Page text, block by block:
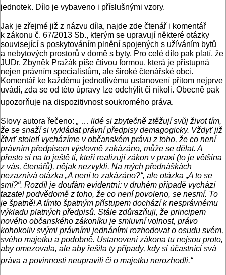
jednotek. Dílo je vybaveno i příslušnými vzory.
Jak je zřejmé již z názvu díla, najde zde čtenář i komentář
k zákonu č. 67/2013 Sb., kterým se upravují některé otázky
související s poskytováním plnění spojených s užíváním bytů
a nebytových prostorů v domě s byty. Pro celé dílo pak platí, že
JUDr. Zbyněk Pražák píše čtivou formou, která je přístupná
nejen právním specialistům, ale široké čtenářské obci.
Komentář ke každému jednotlivému ustanovení přitom nejprve
uvádí, zda se od této úpravy lze odchýlit či nikoli. Obecně pak
upozorňuje na dispozitivnost soukromého práva.
Slovy autora řečeno: „ … lidé si zbytečně ztěžují svůj život tím,
že se snaží si vykládat právní předpisy demagogicky. Vždyť již
čtvrť století vycházíme v občanském právu z toho, že co není
právním předpisem výslovně zakázáno, může se dělat. A
přesto si na to ještě ti, kteří realizují zákon v praxi (to je většina
z vás, čtenářů), nějak nezvykli. Na mých přednáškách
nezaznívá otázka „A není to zakázáno?“, ale otázka „A to se
smí?“. Rozdíl je doufám evidentní: v druhém případě vychází
tazatel podvědomě z toho, že co není povoleno, se nesmí. To
je špatně! A tímto špatným přístupem dochází k nesprávnému
výkladu platných předpisů. Stále zdůrazňuji, že principem
nového občanského zákoníku je smluvní volnost, právo
kohokoliv svými právními jednáními rozhodovat o osudu svém,
svého majetku a podobně. Ustanovení zákona tu nejsou proto,
aby omezovala, ale aby řešila ty případy, kdy si účastníci svá
práva a povinnosti neupravili či o majetku nerozhodli.“